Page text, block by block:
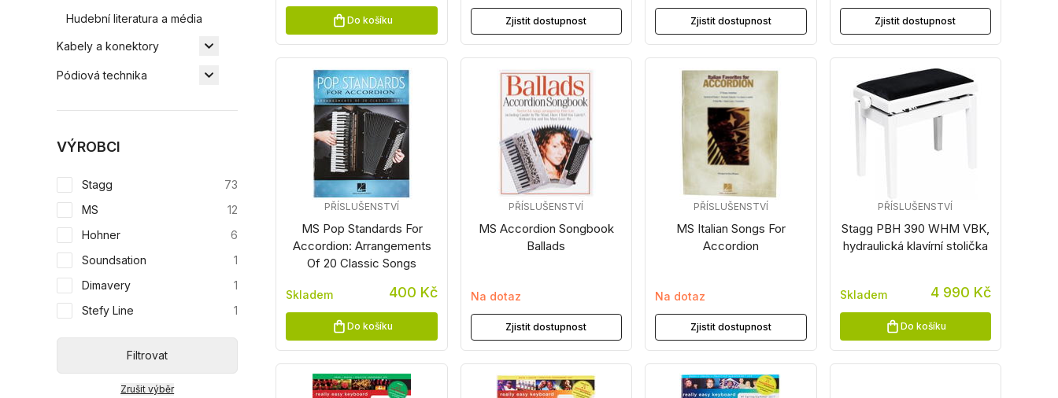
Hudební literatura a média
Kabely a konektory
Pódiová technika
VÝROBCI
Stagg
73
MS
12
Hohner
6
Soundsation
1
Dimavery
1
Stefy Line
1
Filtrovat
Zrušit výběr
Do košíku Zjistit dostupnost Zjistit dostupnost Zjistit dostupnost
MS Pop Standards For
Accordion: Arrangements
Of 20 Classic Songs
PŘÍSLUŠENSTVÍ
Skladem 400 Kč
Do košíku
MS Accordion Songbook
Ballads
PŘÍSLUŠENSTVÍ
Na dotaz
Zjistit dostupnost
MS Italian Songs For
Accordion
PŘÍSLUŠENSTVÍ
Na dotaz
Zjistit dostupnost
Stagg PBH 390 WHM VBK,
hydraulická klavírní stolička
PŘÍSLUŠENSTVÍ
Skladem 4 990 Kč
Do košíku